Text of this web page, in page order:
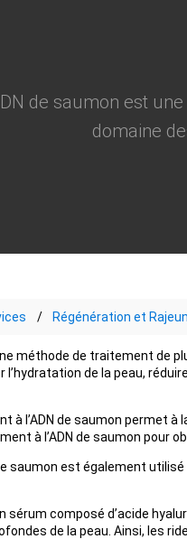
de saumon est
domaine
Régénération et
méthode de traitement de
de la peau,
à l’ADN de saumon permet à
à l’ADN de saumon pour
saumon est également
sérum composé d’acide
de la peau. Ainsi, les